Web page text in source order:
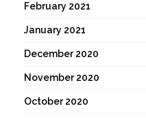
February 2021
January 2021
December 2020
November 2020
October 2020